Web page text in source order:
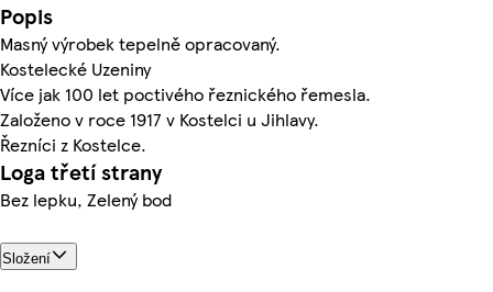
Popis
Masný výrobek tepelně opracovaný.
Kostelecké Uzeniny
Více jak 100 let poctivého řeznického řemesla.
Založeno v roce 1917 v Kostelci u Jihlavy.
Řezníci z Kostelce.
Loga třetí strany
Bez lepku, Zelený bod
Složení